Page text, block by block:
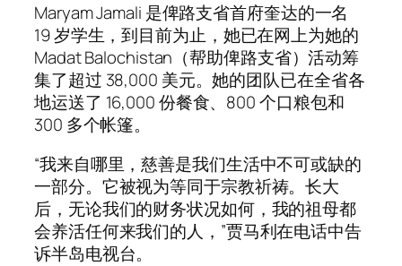
Maryam Jamali 是俾路支省首府奎达的一名
19 岁学生，到目前为止，她已在网上为她的
Madat Balochistan（帮助俾路支省）活动筹
集了超过 38,000 美元。她的团队已在全省各
地运送了 16,000 份餐食、800 个口粮包和
300 多个帐篷。
“我来自哪里，慈善是我们生活中不可或缺的
一部分。它被视为等同于宗教祈祷。长大
后，无论我们的财务状况如何，我的祖母都
会养活任何来我们的人，”贾马利在电话中告
诉半岛电视台。